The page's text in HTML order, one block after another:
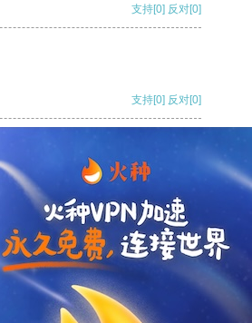
支持[0] 反对[0]
支持[0] 反对[0]
反对